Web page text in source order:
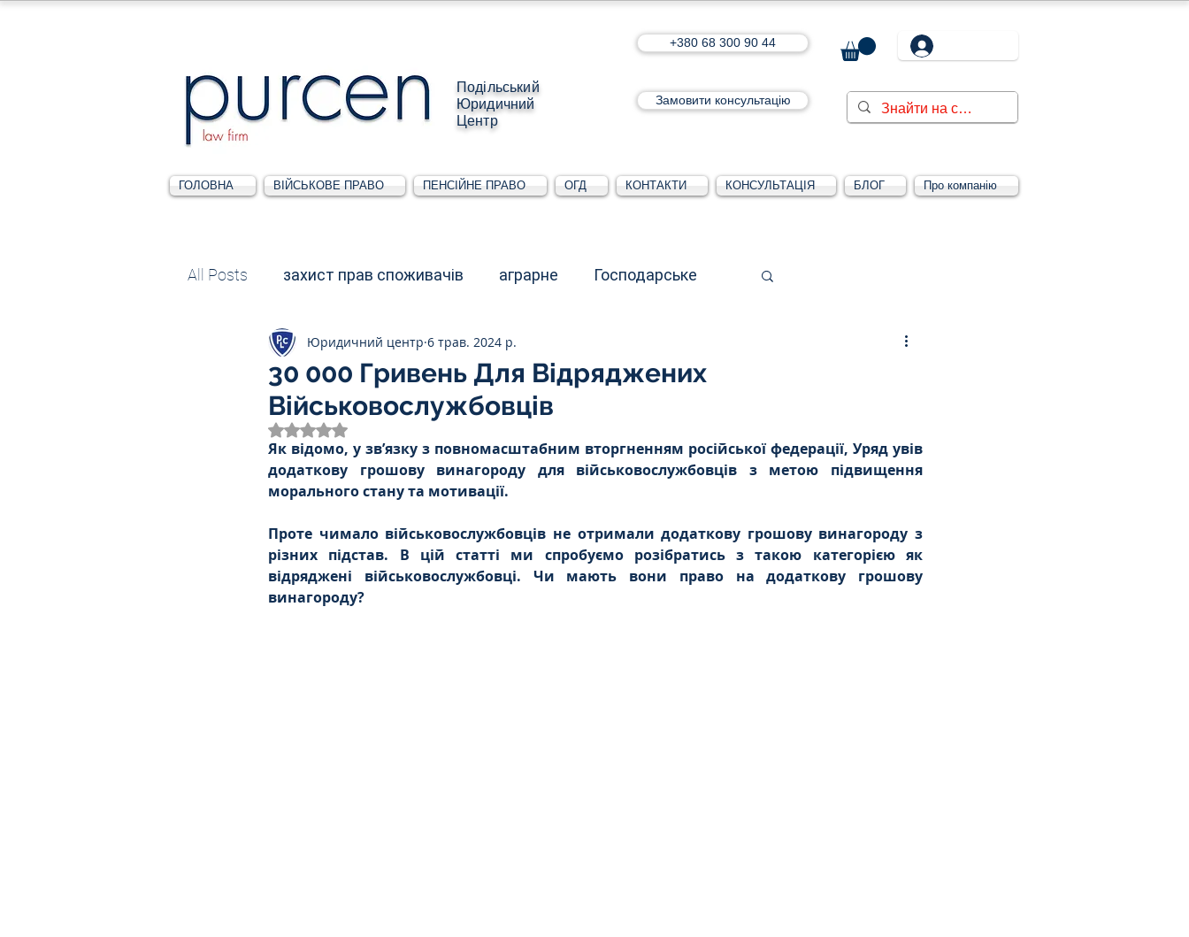
Подільський
Юридичний
Центр
+380 68 300 90 44
Замовити консультацію
ГОЛОВНА ВІЙСЬКОВЕ ПРАВО ПЕНСІЙНЕ ПРАВО ОГД КОНТАКТИ КОНСУЛЬТАЦІЯ БЛОГ Про компанію
All Posts захист прав споживачів аграрне Господарське
Податкове Адміністративне Для юридичних осіб
Трудове Земельне Інтелектуальна власність
Спортивне право Корупційне
Права Жінок Поліцейському Житлове Призовнику
30 000 Гривень Для Відряджених
Військовослужбовців
Юридичний центр 6 трав. 2024 р.
Оцінка: NaN з 5 зірок.
Як відомо, у зв’язку з повномасштабним вторгненням російської федерації, Уряд увів
додаткову грошову винагороду для військовослужбовців з метою підвищення
морального стану та мотивації.
Проте чимало військовослужбовців не отримали додаткову грошову винагороду з
різних підстав. В цій статті ми спробуємо розібратись з такою категорією як
відряджені військовослужбовці. Чи мають вони право на додаткову грошову
винагороду?